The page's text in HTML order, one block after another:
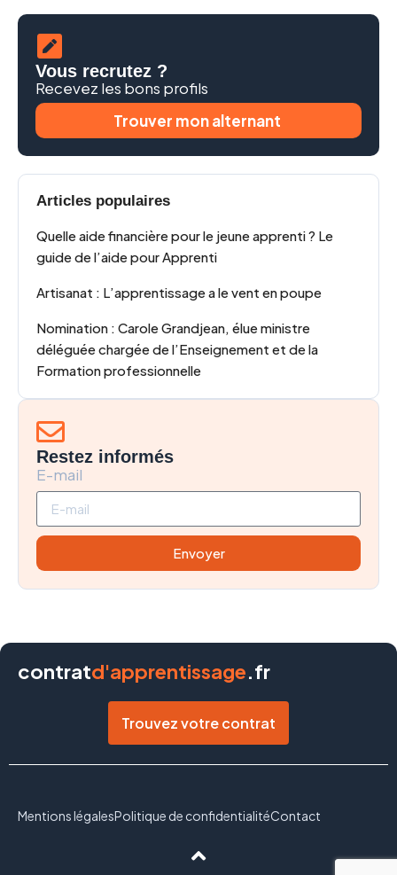
Vous recrutez ?
Recevez les bons profils
Trouver mon alternant
Articles populaires
Quelle aide financière pour le jeune apprenti ? Le
guide de l’aide pour Apprenti
Artisanat : L’apprentissage a le vent en poupe
Nomination : Carole Grandjean, élue ministre
déléguée chargée de l’Enseignement et de la
Formation professionnelle
Restez informés
E-mail
Envoyer
contratd'apprentissage.fr
Trouvez votre contrat
Mentions légalesPolitique de confidentialitéContact